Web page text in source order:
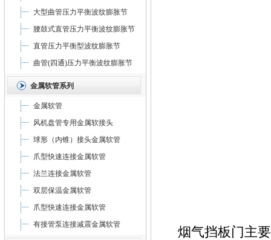
大型曲管压力平衡波纹膨胀节
腰鼓式直管压力平衡波纹膨胀节
直管压力平衡型波纹膨胀节
曲管(四通)压力平衡波纹膨胀节
金属软管系列
金属软管
风机盘管专用金属软接头
球形（内锥）接头金属软管
爪型快速连接金属软管
法兰连接金属软管
双层保温金属软管
爪型快速连接金属软管
有接管泵连接减震金属软管
烟气挡板门主要